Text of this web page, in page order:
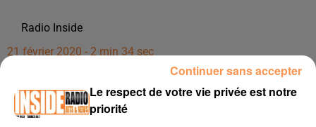
Radio Inside
21 février 2020 - 2 min 34 sec
INTERVIEW DE JEAN-MICHEL FRAGEY, DE LA MJC BERLIOZ À PAU,
POUR APRIORI.TV, DANS LES STUDIOS DE RADIO
Le respect de votre vie privée est notre
priorité
Continuer sans accepter